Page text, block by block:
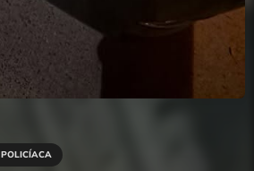
POLICÍACA